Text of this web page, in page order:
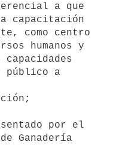
a que
capacitación
como centro
humanos y
público a
por el
Ganadería